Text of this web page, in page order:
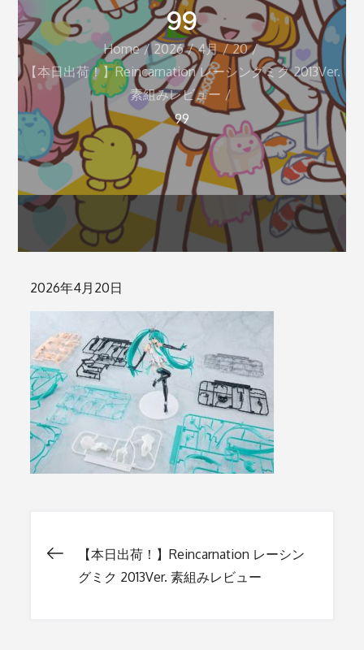
99
Home 2026 4月
20
【本日出荷！】Reincarnation レーシングミク 2013Ver.
素組みレビュー
99
Posted
on
2026年4月20日
投 【本日出荷！】Reincarnation レーシン
グミク 2013Ver. 素組みレビュー